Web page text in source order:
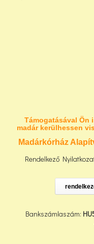
Támogatásával Ön
madár kerülhessen
Madárkórház
Rendelkező
Bankszámlaszám: